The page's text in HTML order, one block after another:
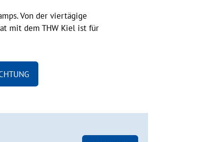
Von der viertägige
mit dem THW Kiel ist für